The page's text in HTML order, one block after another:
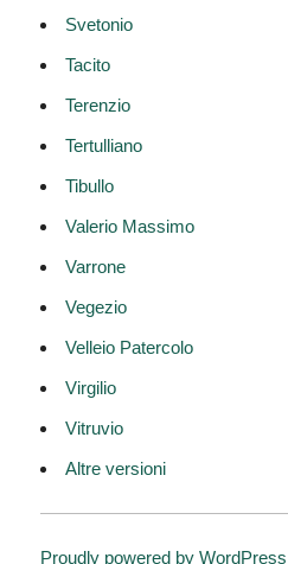
Svetonio
Tacito
Terenzio
Tertulliano
Tibullo
Valerio Massimo
Varrone
Vegezio
Velleio Patercolo
Virgilio
Vitruvio
Altre versioni
Proudly powered by WordPress